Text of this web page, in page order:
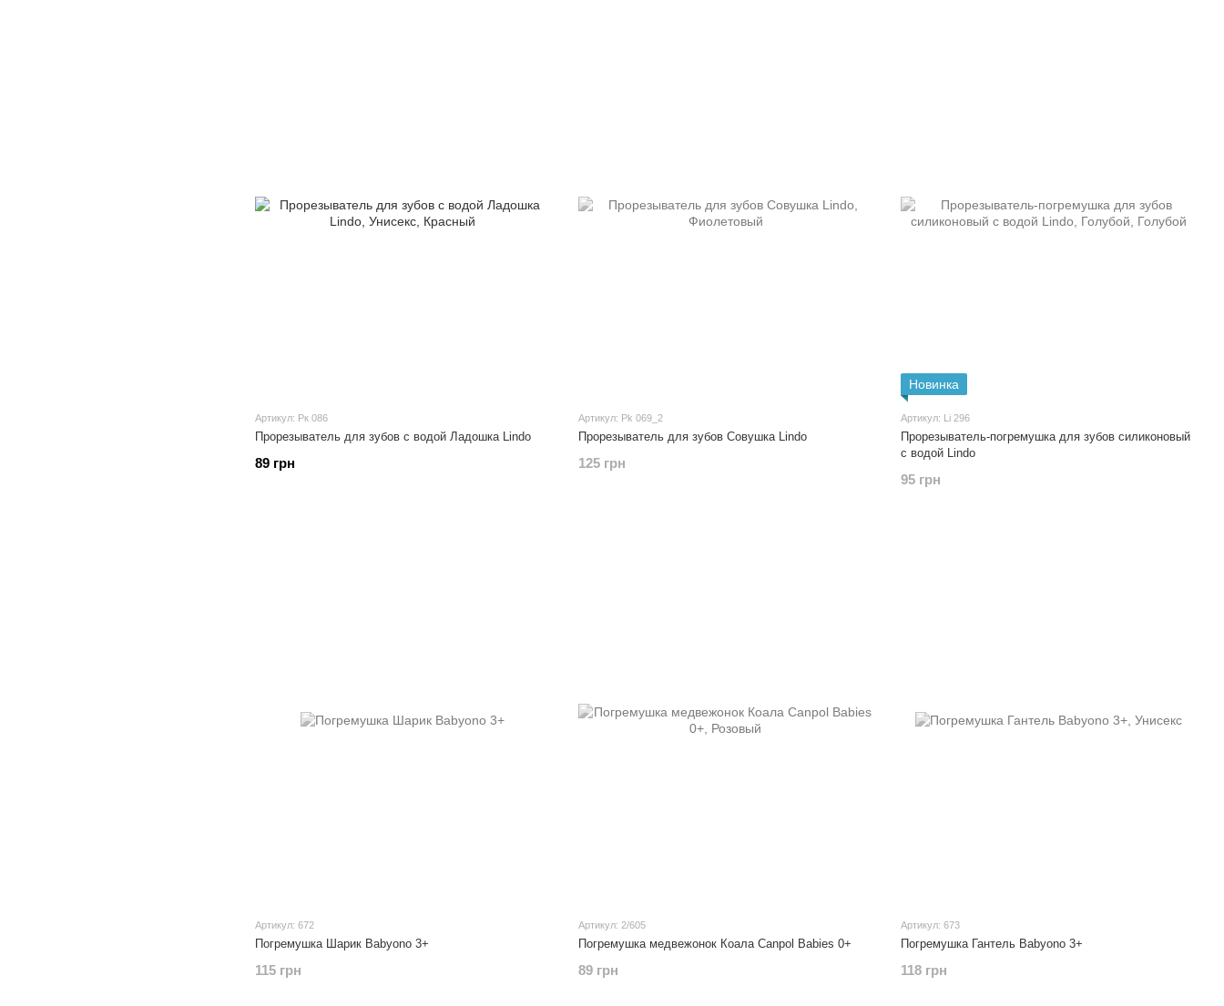
Артикул: Рк 086
Прорезыватель для зубов с водой Ладошка Lindo
89 грн
Артикул: Pk 069_2
Прорезыватель для зубов Совушка Lindo
125 грн
Новинка
Артикул: Li 296
Прорезыватель-погремушка для зубов силиконовый
с водой Lindo
95 грн
Артикул: 672
Погремушка Шарик Babyono 3+
115 грн
Артикул: 2/605
Погремушка медвежонок Коала Canpol Babies 0+
89 грн
Артикул: 673
Погремушка Гантель Babyono 3+
118 грн